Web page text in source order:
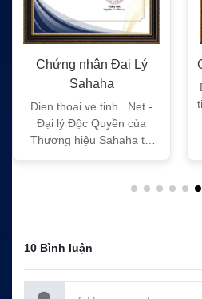
. Net -
tại
Chứng nhận CE
Dien thoai ve tinh . Net
tiêu chuẩn chất lượng
tế
10 Bình luận